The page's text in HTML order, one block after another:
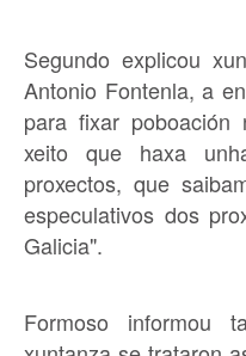
Segundo explicou
Antonio Fontenla, a
para fixar
xeito que haxa
proxectos, que
especulativos dos
Galicia".
Formoso informou